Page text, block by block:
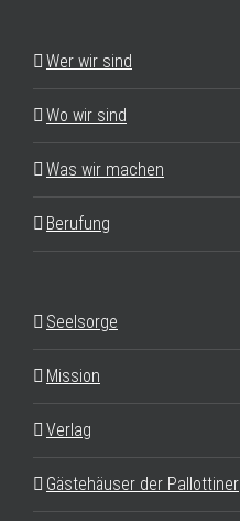
Wer wir sind
Wo wir sind
Was wir machen
Berufung
Seelsorge
Mission
Verlag
Gästehäuser der Pallottiner